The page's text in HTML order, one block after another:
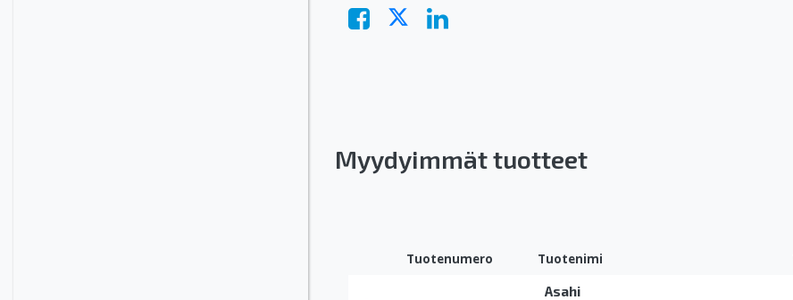
Myydyimmät tuotteet
Tuotenumero Tuotenimi
Asahi